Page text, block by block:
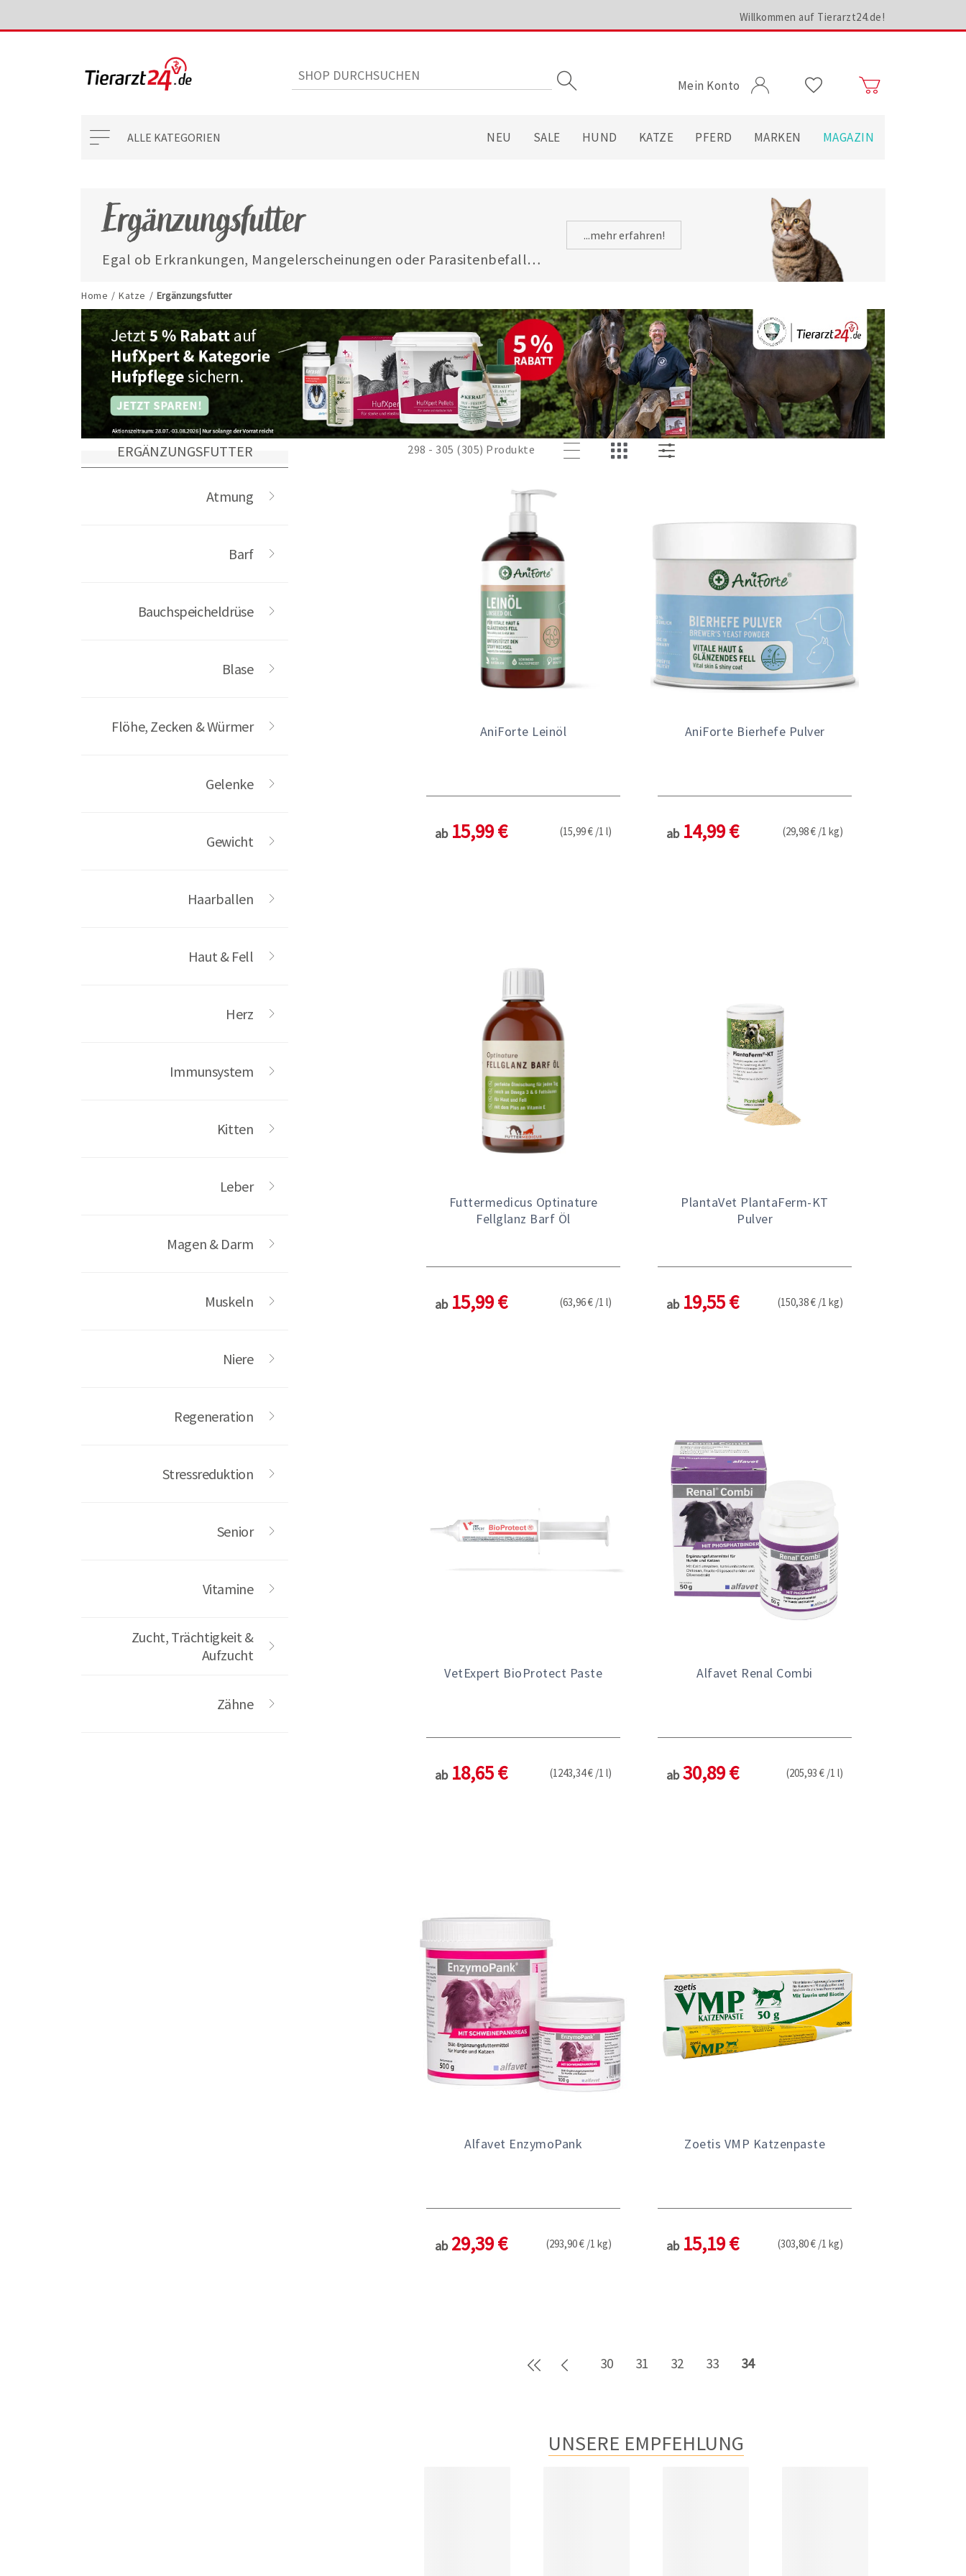
Willkommen auf Tierarzt24.de!
Mein Konto
ALLE KATEGORIEN NEU SALE HUND KATZE PFERD MARKEN MAGAZIN
Home / Katze / Ergänzungsfutter
ERGÄNZUNGSFUTTER
Atmung
Barf
Bauchspeicheldrüse
Blase
Flöhe, Zecken & Würmer
Gelenke
Gewicht
Haarballen
Haut & Fell
Herz
Immunsystem
Kitten
Leber
Magen & Darm
Muskeln
Niere
Regeneration
Stressreduktion
Senior
Vitamine
Zucht, Trächtigkeit &
Aufzucht
Zähne
Ergänzungsfutter
Egal ob Erkrankungen, Mangelerscheinungen oder Parasitenbefall -
jederzeit gut versorgt.
...mehr erfahren!
298 - 305 (305) Produkte
AniForte Leinöl
ab 15,99 € (15,99 € /1 l)
AniForte Bierhefe Pulver
ab 14,99 € (29,98 € /1 kg)
Futtermedicus Optinature
Fellglanz Barf Öl
ab 15,99 € (63,96 € /1 l)
PlantaVet PlantaFerm-KT
Pulver
ab 19,55 € (150,38 € /1 kg)
VetExpert BioProtect Paste
ab 18,65 € (1243,34 € /1 l)
Alfavet Renal Combi
ab 30,89 € (205,93 € /1 l)
Alfavet EnzymoPank
ab 29,39 € (293,90 € /1 kg)
Zoetis VMP Katzenpaste
ab 15,19 € (303,80 € /1 kg)
Erste Seite
Zurück
30 31 32 33 34
UNSERE EMPFEHLUNG